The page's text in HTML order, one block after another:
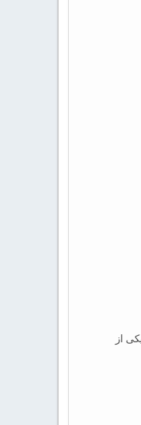
از